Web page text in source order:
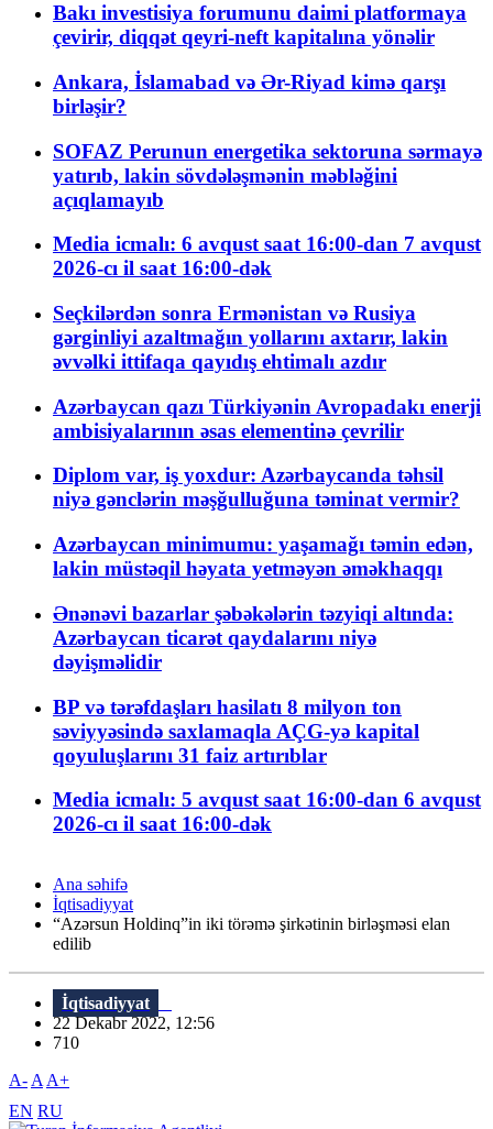
Bakı investisiya forumunu daimi platformaya
çevirir, diqqət qeyri-neft kapitalına yönəlir
Ankara, İslamabad və Ər-Riyad kimə qarşı
birləşir?
SOFAZ Perunun energetika sektoruna sərmayə
yatırıb, lakin sövdələşmənin məbləğini
açıqlamayıb
Media icmalı: 6 avqust saat 16:00-dan 7 avqust
2026-cı il saat 16:00-dək
Seçkilərdən sonra Ermənistan və Rusiya
gərginliyi azaltmağın yollarını axtarır, lakin
əvvəlki ittifaqa qayıdış ehtimalı azdır
Azərbaycan qazı Türkiyənin Avropadakı enerji
ambisiyalarının əsas elementinə çevrilir
Diplom var, iş yoxdur: Azərbaycanda təhsil
niyə gənclərin məşğulluğuna təminat vermir?
Azərbaycan minimumu: yaşamağı təmin edən,
lakin müstəqil həyata yetməyən əməkhaqqı
Ənənəvi bazarlar şəbəkələrin təzyiqi altında:
Azərbaycan ticarət qaydalarını niyə
dəyişməlidir
BP və tərəfdaşları hasilatı 8 milyon ton
səviyyəsində saxlamaqla AÇG-yə kapital
qoyuluşlarını 31 faiz artırıblar
Media icmalı: 5 avqust saat 16:00-dan 6 avqust
2026-cı il saat 16:00-dək
Ana səhifə
İqtisadiyyat
“Azərsun Holdinq”in iki törəmə şirkətinin birləşməsi elan
edilib
İqtisadiyyat
22 Dekabr 2022, 12:56
710
A- A A+
EN RU